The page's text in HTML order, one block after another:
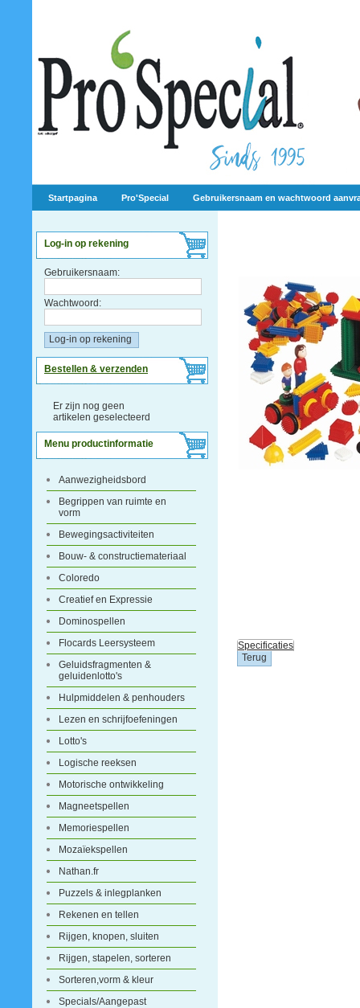
Startpagina Pro'Special Gebruikersnaam en wachtwoord
Log-in op rekening
Gebruikersnaam:
Wachtwoord:
Bestellen & verzenden
Er zijn nog geen
artikelen geselecteerd
Menu productinformatie
Aanwezigheidsbord
Begrippen van ruimte en
vorm
Bewegingsactiviteiten
Bouw- & constructiemateriaal
Coloredo
Creatief en Expressie
Dominospellen
Flocards Leersysteem
Geluidsfragmenten &
geluidenlotto's
Hulpmiddelen & penhouders
Lezen en schrijfoefeningen
Lotto's
Logische reeksen
Motorische ontwikkeling
Magneetspellen
Memoriespellen
Mozaïekspellen
Nathan.fr
Puzzels & inlegplanken
Rekenen en tellen
Rijgen, knopen, sluiten
Rijgen, stapelen, sorteren
Sorteren,vorm & kleur
Specials/Aangepast
Specificaties